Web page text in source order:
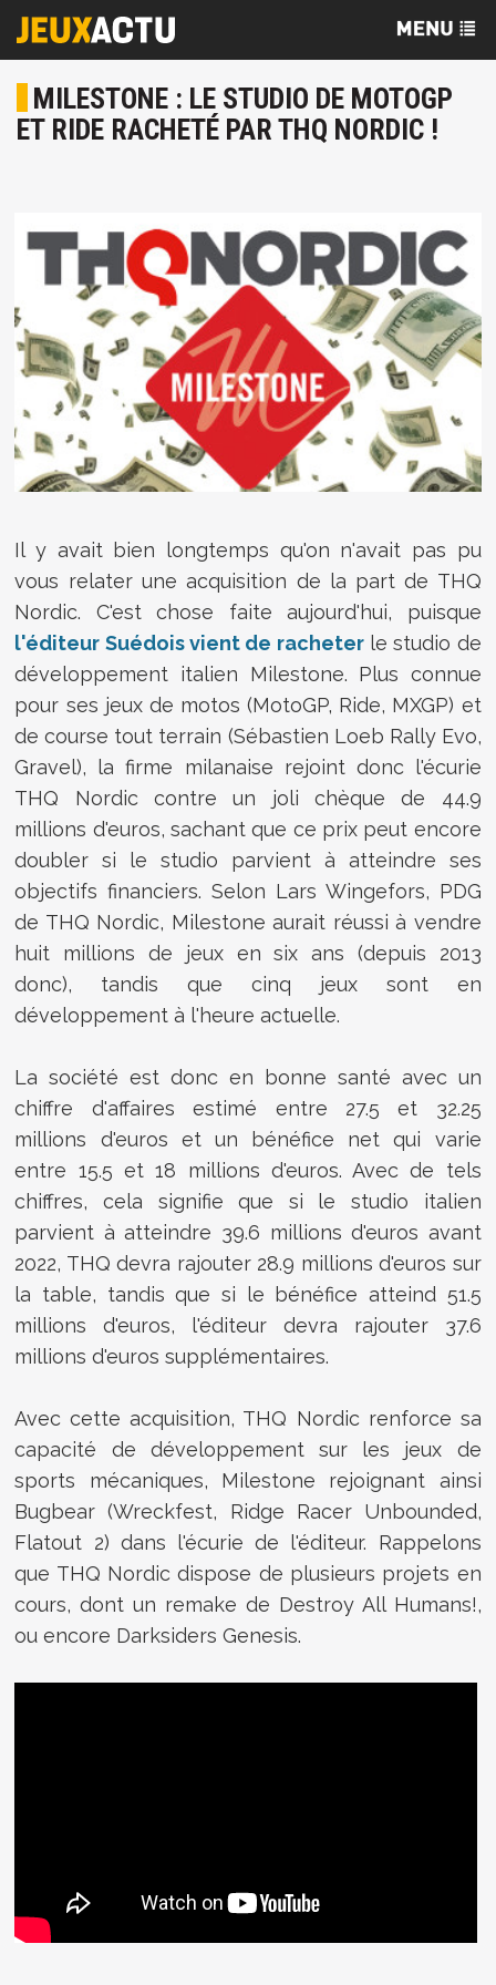
MILESTONE : LE STUDIO DE MOTOGP
ET RIDE RACHETÉ PAR THQ NORDIC !
Il y avait bien longtemps qu'on n'avait pas pu
vous relater une acquisition de la part de THQ
Nordic. C'est chose faite aujourd'hui, puisque
l'éditeur Suédois vient de racheterle studio de
développement italien Milestone. Plus connue
pour ses jeux de motos (MotoGP, Ride, MXGP) et
de course tout terrain (Sébastien Loeb Rally Evo,
Gravel), la firme milanaise rejoint donc l'écurie
THQ Nordic contre un joli chèque de 44.9
millions d'euros, sachant que ce prix peut encore
doubler si le studio parvient à atteindre ses
objectifs financiers. Selon Lars Wingefors, PDG
de THQ Nordic, Milestone aurait réussi à vendre
huit millions de jeux en six ans (depuis 2013
donc), tandis que cinq jeux sont en
développement à l'heure actuelle.
La société est donc en bonne santé avec un
chiffre d'affaires estimé entre 27.5 et 32.25
millions d'euros et un bénéfice net qui varie
entre 15.5 et 18 millions d'euros. Avec de tels
chiffres, cela signifie que si le studio italien
parvient à atteindre 39.6 millions d'euros avant
2022, THQ devra rajouter 28.9 millions d'euros sur
la table, tandis que si le bénéfice atteind 51.5
millions d'euros, l'éditeur devra rajouter 37.6
millions d'euros supplémentaires.
Avec cette acquisition, THQ Nordic renforce sa
capacité de développement sur les jeux de
sports mécaniques, Milestone rejoignant ainsi
Bugbear (Wreckfest, Ridge Racer Unbounded,
Flatout 2) dans l'écurie de l'éditeur. Rappelons
que THQ Nordic dispose de plusieurs projets en
cours, dont un remake de Destroy All Humans!,
ou encore Darksiders Genesis.